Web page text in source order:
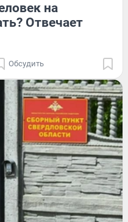
на
Отвечает
Обсудить